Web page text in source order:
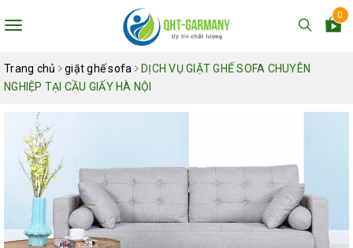
Toggle
0
Trang chủ giặt ghế sofa
DỊCH VỤ GIẶT GHẾ SOFA CHUYÊN
NGHIỆP TẠI CẦU GIẤY HÀ NỘI